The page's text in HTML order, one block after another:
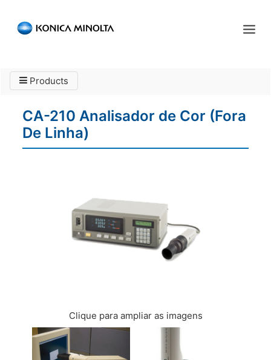
INÍCIO
PRODUTOS
Products
CA-210 Analisador de Cor (Fora
De Linha)
Clique para ampliar as imagens